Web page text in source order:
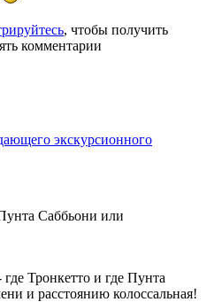
, чтобы получить
комментарии
экскурсионного
Саббьони или
Тронкетто и где Пунта
и расстоянию колоссальная!